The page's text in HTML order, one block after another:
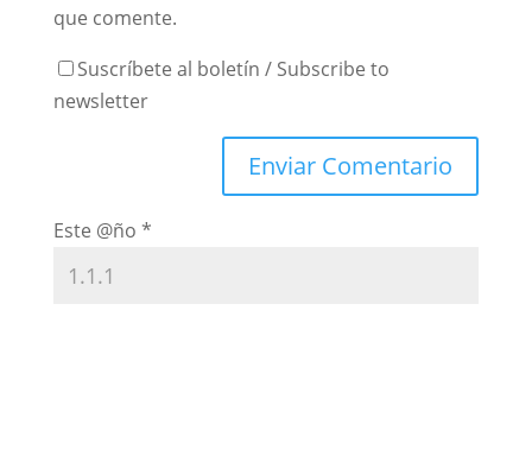
que comente.
Suscríbete al boletín / Subscribe to
newsletter
Este @ño *